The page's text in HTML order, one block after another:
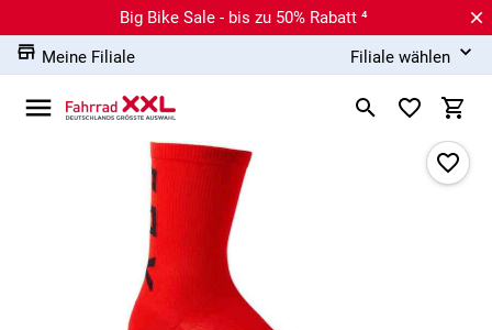
Big Bike Sale - bis zu 50% Rabatt ⁴
Meine Filiale
Filiale wählen